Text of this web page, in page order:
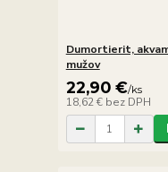
Dumortierit,
mužov
22,90 €/ks
18,62 € bez DPH